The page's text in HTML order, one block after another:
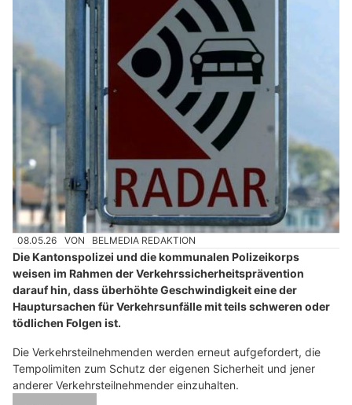
08.05.26 VON BELMEDIA REDAKTION
Die Kantonspolizei und die kommunalen Polizeikorps
weisen im Rahmen der Verkehrssicherheitsprävention
darauf hin, dass überhöhte Geschwindigkeit eine der
Hauptursachen für Verkehrsunfälle mit teils schweren oder
tödlichen Folgen ist.
Die Verkehrsteilnehmenden werden erneut aufgefordert, die
Tempolimiten zum Schutz der eigenen Sicherheit und jener
anderer Verkehrsteilnehmender einzuhalten.